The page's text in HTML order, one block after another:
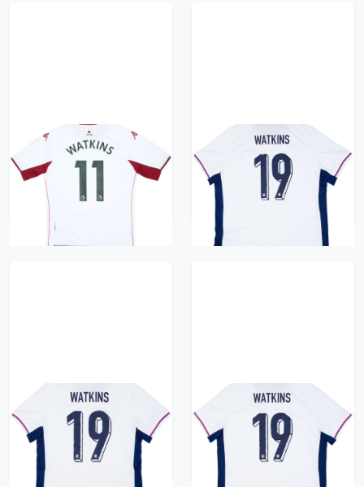
2021-22 Aston Villa
Away Shirt Watkins
731 kr / £83.99
2024-25 England
Home Shirt Watkins
#19 - 10/10 - (XXL)
731 kr / £83.99
2024-25 England
Home Shirt Watkins
#19 - 10/10 - (L)
731 kr / £83.99
2024-25 England
Home Shirt Watkins
#19 - 10/10 - (XL)
731 kr / £83.99